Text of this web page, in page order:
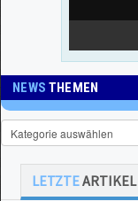
NEWSTHEMEN
LETZTEARTIKEL